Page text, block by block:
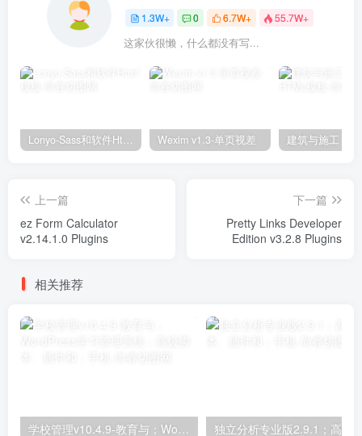
1.3W+ 0 6.7W+ 55.7W+
这家伙很懒，什么都没有写...
Lonyo-Sass和软件Html模板 Wexim v1.3-单页视差
上一篇
ez Form Calculator
v2.14.1.0 Plugins
下一篇
Pretty Links Developer
Edition v3.2.8 Plugins
相关推荐
学校管理v10.4.9-教育与；WordPress学习管理系统；高级脚本、插件和；手机